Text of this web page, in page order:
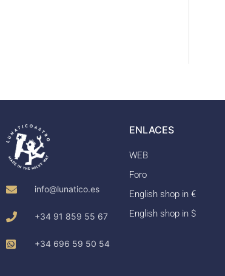
info@lunatico.es
+34 91 859 55 67
+34 696 59 50 54
ENLACES
WEB
Foro
English shop in €
English shop in $